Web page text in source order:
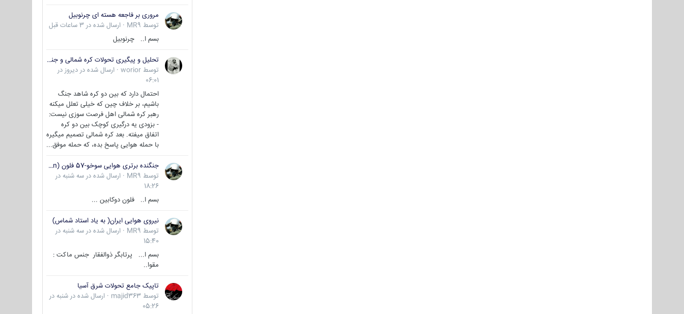
مروری بر فاجعه هسته ای چرنوبیل
توسط MR9
· ارسال شده در 3 ساعات قبل
بسم ا.. چرنوبیل
تحلیل و پیگیری تحولات کره شمالی و جنوبی
توسط worior
· ارسال شده در دیروز در
06:01
احتمال دارد که بین دو کره شاهد جنگ
باشیم، بر خلاف چین که خیلی تعلل میکنه
رهبر کره شمالی اهل فرصت سوزی نیست:
- بزودی یه درگیری کوچک بین دو کره
اتفاق میفته. بعد کره شمالی تصمیم میگیره
با حمله هوایی پاسخ بده، که حمله موفق...
جنگنده برتری هوایی سوخو-57 فلون (Su-57/Felon)
توسط MR9
· ارسال شده در سه شنبه در
18:26
بسم ا.. فلون دوکابین ...
نیروی هوایی ایران( به یاد استاد شماس)
توسط MR9
· ارسال شده در سه شنبه در
15:40
بسم ا... پرتابگر ذوالفقار جنس ماکت :
مقوا..
تاپیک جامع تحولات شرق آسیا
توسط majid363
· ارسال شده در شنبه در
05:26